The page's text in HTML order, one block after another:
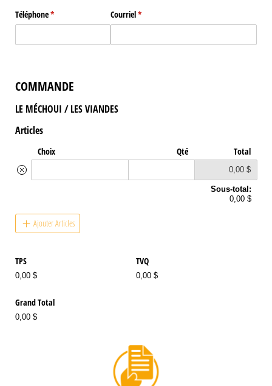
Téléphone*
(requis) Courriel*
(requis)
COMMANDE
LE MÉCHOUI / LES VIANDES
Articles
Choix Qté Total
0,00 $
Sous-total:
0,00 $
Ajouter Articles
TPS
0,00 $
TVQ
0,00 $
Grand Total
0,00 $